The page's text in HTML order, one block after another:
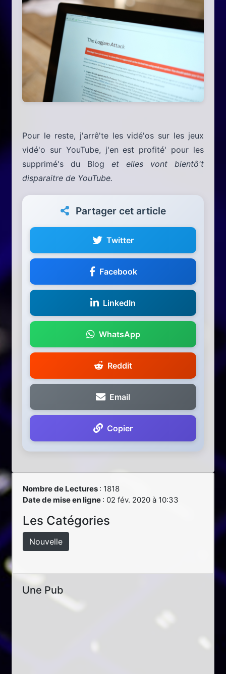
Pour le reste, j'arrê'te les vidé'os sur les jeux
vidé'o sur YouTube, j'en est profité' pour les
supprimé's du Blog et elles vont bientô't
disparaitre de YouTube.
Partager cet article
Twitter
Facebook
LinkedIn
WhatsApp
Reddit
Email
Copier
Nombre de Lectures : 1818
Date de mise en ligne : 02 fév. 2020 à 10:33
Les Catégories
Nouvelle
Une Pub